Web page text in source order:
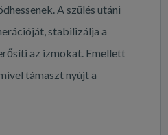
A szülés utáni
stabilizálja a
az izmokat. Emellett
támaszt nyújt a